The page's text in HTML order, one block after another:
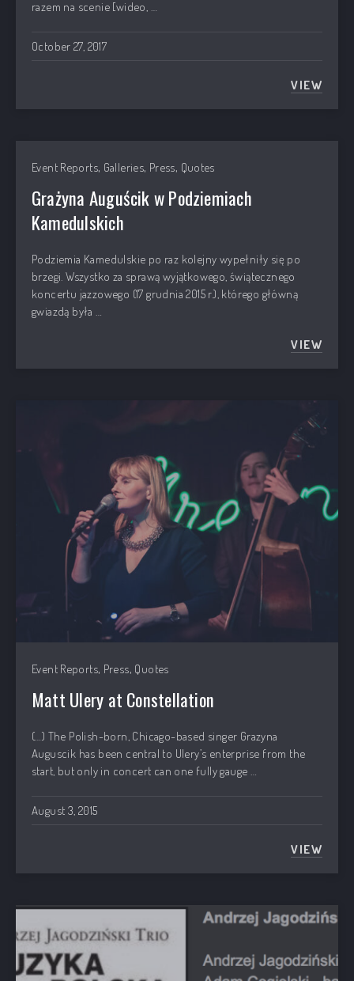
razem na scenie [wideo, …
October 27, 2017
VIEWGLORIA
Event Reports, Galleries, Press, Quotes
Grażyna Auguścik w Podziemiach
Kamedulskich
Podziemia Kamedulskie po raz kolejny wypełniły się po
brzegi. Wszystko za sprawą wyjątkowego, świątecznego
koncertu jazzowego (17 grudnia 2015 r.), którego główną
gwiazdą była …
VIEW
Event Reports, Press, Quotes
Matt Ulery at Constellation
(…) The Polish-born, Chicago-based singer Grazyna
Auguscik has been central to Ulery’s enterprise from the
start, but only in concert can one fully gauge …
August 3, 2015
VIEWMATT
PREVIOUS